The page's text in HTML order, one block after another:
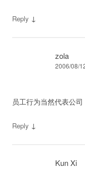
Reply ↓
zola
2006/08/
员工行为当然代表公
Reply ↓
Kun Xi